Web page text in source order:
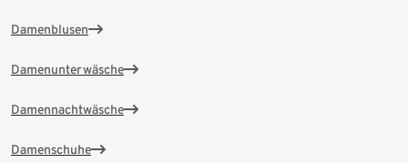
Damenblusen
Damenunterwäsche
Damennachtwäsche
Damenschuhe